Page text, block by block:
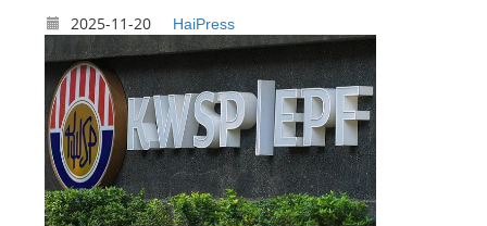
2025-11-20 HaiPress